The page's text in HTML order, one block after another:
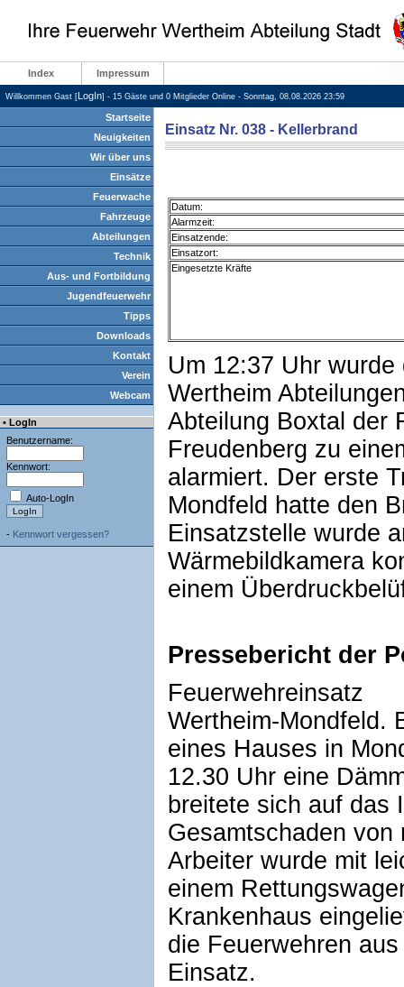
Index Impressum
Willkommen Gast [LogIn] - 15 Gäste und 0 Mitglieder Online - Sonntag, 08.08.2026 23:59
Startseite
Neuigkeiten
Wir über uns
Einsätze
Feuerwache
Fahrzeuge
Abteilungen
Technik
Aus- und Fortbildung
Jugendfeuerwehr
Tipps
Downloads
Kontakt
Verein
Webcam
• LogIn
Benutzername:
Kennwort:
Auto-LogIn
- Kennwort vergessen?
Einsatz Nr. 038 - Kellerbrand
Datum:
Alarmzeit:
Einsatzende:
Einsatzort:
Eingesetzte Kräfte
Um 12:37 Uhr
Wertheim
Abteilung Boxtal der
Freudenberg zu
alarmiert. Der erste
Mondfeld hatte den
Einsatzstelle wurde
Wärmebildkamera
einem
Pressebericht der
Feuerwehreinsatz
Wertheim-Mondfeld.
eines Hauses in
12.30 Uhr eine
breitete sich auf das
Gesamtschaden
Arbeiter wurde mit
einem
Krankenhaus
die Feuerwehren
Einsatz.